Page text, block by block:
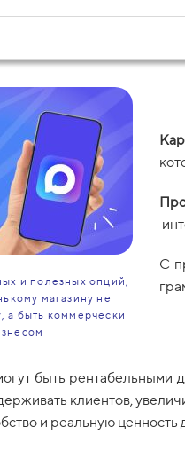
и полезных опций,
магазину не
а быть коммерчески
С
быть рентабельными
клиентов,
и реальную